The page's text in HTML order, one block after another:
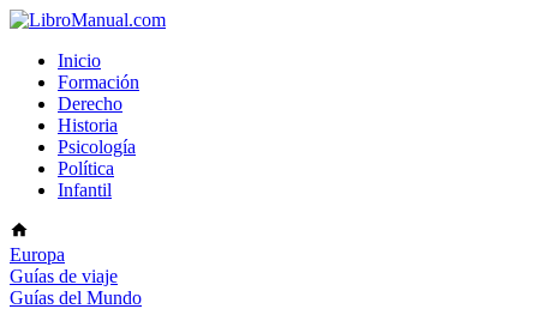
Inicio
Formación
Derecho
Historia
Psicología
Política
Infantil
Europa
Guías de viaje
Guías del Mundo